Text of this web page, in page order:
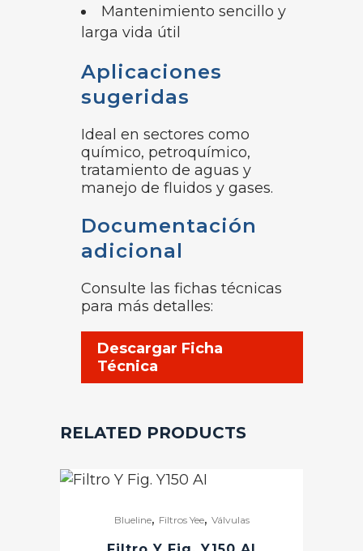
Mantenimiento sencillo y
larga vida útil
Aplicaciones
sugeridas
Ideal en sectores como
químico, petroquímico,
tratamiento de aguas y
manejo de fluidos y gases.
Documentación
adicional
Consulte las fichas técnicas
para más detalles:
Descargar Ficha
Técnica
RELATED PRODUCTS
Blueline, Filtros Yee, Válvulas